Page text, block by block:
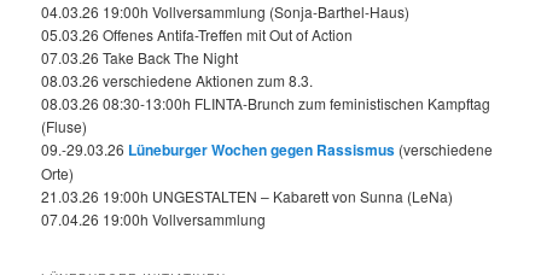
04.03.26 19:00h Vollversammlung (Sonja-Barthel-Haus)
05.03.26 Offenes Antifa-Treffen mit Out of Action
07.03.26 Take Back The Night
08.03.26 verschiedene Aktionen zum 8.3.
08.03.26 08:30-13:00h FLINTA-Brunch zum feministischen Kampftag
(Fluse)
09.-29.03.26 Lüneburger Wochen gegen Rassismus (verschiedene
Orte)
21.03.26 19:00h UNGESTALTEN – Kabarett von Sunna (LeNa)
07.04.26 19:00h Vollversammlung